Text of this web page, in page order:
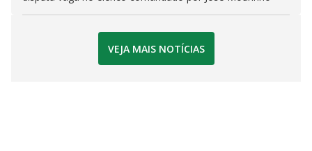
VEJA MAIS NOTÍCIAS